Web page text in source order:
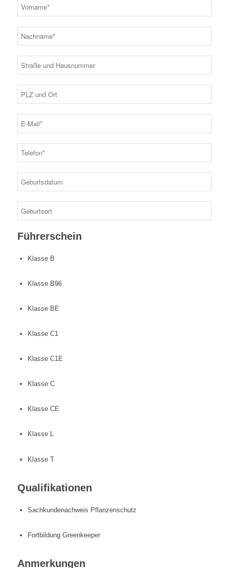
Führerschein
Klasse B
Klasse B96
Klasse BE
Klasse C1
Klasse C1E
Klasse C
Klasse CE
Klasse L
Klasse T
Qualifikationen
Sachkundenachweis Pflanzenschutz
Fortbildung Greenkeeper
Anmerkungen